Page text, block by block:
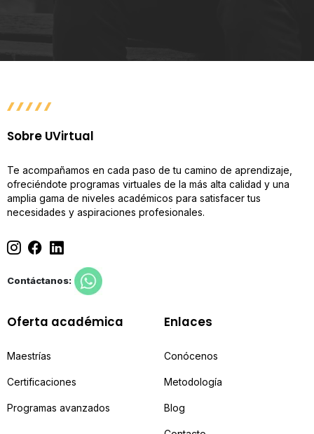
Sobre UVirtual
Te acompañamos en cada paso de tu camino de aprendizaje,
ofreciéndote programas virtuales de la más alta calidad y una
amplia gama de niveles académicos para satisfacer tus
necesidades y aspiraciones profesionales.
Contáctanos:
Oferta académica
Maestrías
Certificaciones
Programas avanzados
Enlaces
Conócenos
Metodología
Blog